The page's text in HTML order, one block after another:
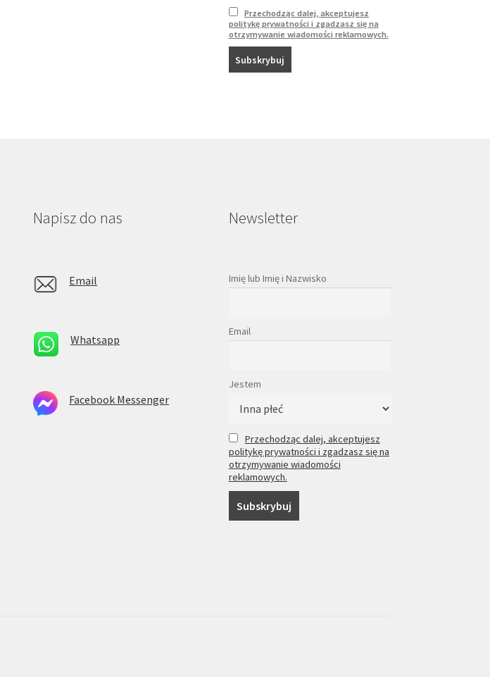
Przechodząc dalej, akceptujesz
politykę prywatności i zgadzasz się na
otrzymywanie wiadomości reklamowych.
Napisz do nas
Email
Whatsapp
Facebook Messenger
Newsletter
Imię lub Imię i Nazwisko
Email
Jestem
Przechodząc dalej, akceptujesz
politykę prywatności i zgadzasz się na
otrzymywanie wiadomości
reklamowych.